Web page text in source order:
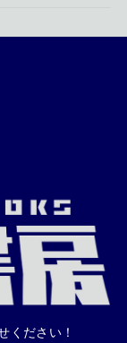
ください！